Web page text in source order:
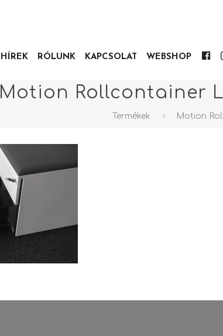
HÍREK RÓLUNK KAPCSOLAT WEBSHOP
Motion Rollcontainer
Termékek Motion